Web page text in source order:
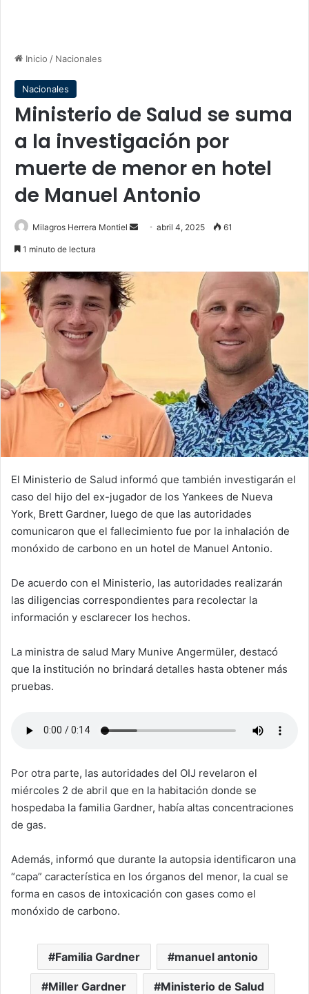
Inicio / Nacionales
Nacionales
Ministerio de Salud se suma
a la investigación por
muerte de menor en hotel
de Manuel Antonio
Milagros Herrera Montiel
Sendabril 4, 2025 61
1 minuto de lectura
El Ministerio de Salud informó que también investigarán el
caso del hijo del ex-jugador de los Yankees de Nueva
York, Brett Gardner, luego de que las autoridades
comunicaron que el fallecimiento fue por la inhalación de
monóxido de carbono en un hotel de Manuel Antonio.
De acuerdo con el Ministerio, las autoridades realizarán
las diligencias correspondientes para recolectar la
información y esclarecer los hechos.
La ministra de salud Mary Munive Angermüler, destacó
que la institución no brindará detalles hasta obtener más
pruebas.
Por otra parte, las autoridades del OIJ revelaron el
miércoles 2 de abril que en la habitación donde se
hospedaba la familia Gardner, había altas concentraciones
de gas.
Además, informó que durante la autopsia identificaron una
“capa” característica en los órganos del menor, la cual se
forma en casos de intoxicación con gases como el
monóxido de carbono.
Familia Gardner manuel antonio
Miller Gardner Ministerio de Salud